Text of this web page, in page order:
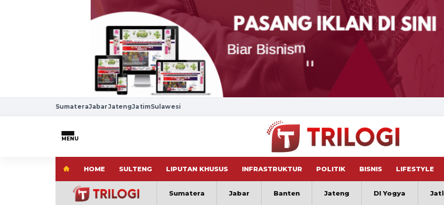
SumateraJabarJatengJatimSulawesi
MENU
HOME SULTENG LIPUTAN KHUSUS INFRASTRUKTUR POLITIK BISNIS LIFESTYLE
Sumatera Jabar Banten Jateng DI Yogya